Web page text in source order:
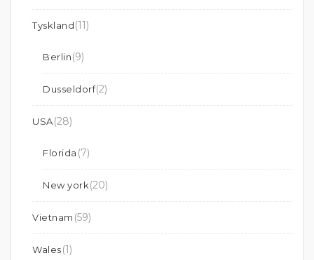
Tyskland(11)
Berlin(9)
Dusseldorf(2)
USA(28)
Florida (7)
New york(20)
Vietnam (59)
Wales(1)